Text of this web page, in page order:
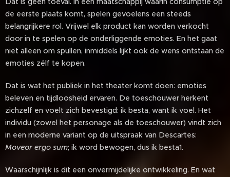
de eerste plaats komt, spelen gevoelens een steeds
belangrijkere rol. Vrijwel elk product kan worden verkocht
door in te spelen op de onderliggende emoties. En het gaat
niet alleen om spullen, inmiddels lijkt ook de wens ontstaan de
emoties zélf te kopen.
Dat is wat het publiek in het theater komt doen: emoties
beleven en tijdloosheid ervaren. De toeschouwer herkent
zichzelf en voelt zich bevestigd: ik besta, want ik voel. Het
individu (zowel het personage als de toeschouwer) vindt zich
in een moderne variant op de uitspraak van Descartes:
Moveor ergo sum; ik word bewogen, dus ik besta1.
Waarschijnlijk is dit een onvermijdelijke ontwikkeling. En wat